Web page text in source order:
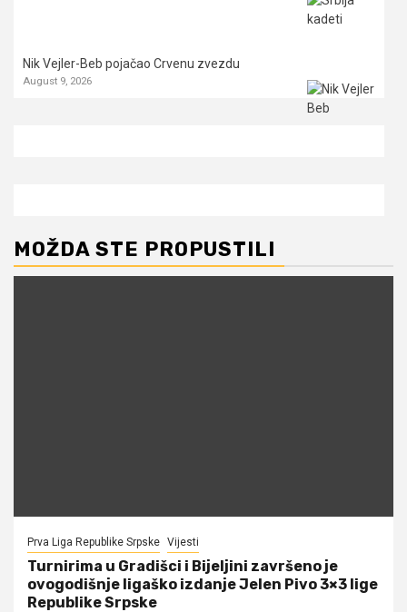
Nik Vejler-Beb pojačao Crvenu zvezdu
August 9, 2026
MOŽDA STE PROPUSTILI
Prva Liga Republike Srpske Vijesti
Turnirima u Gradišci i Bijeljini završeno je
ovogodišnje ligaško izdanje Jelen Pivo 3×3 lige
Republike Srpske